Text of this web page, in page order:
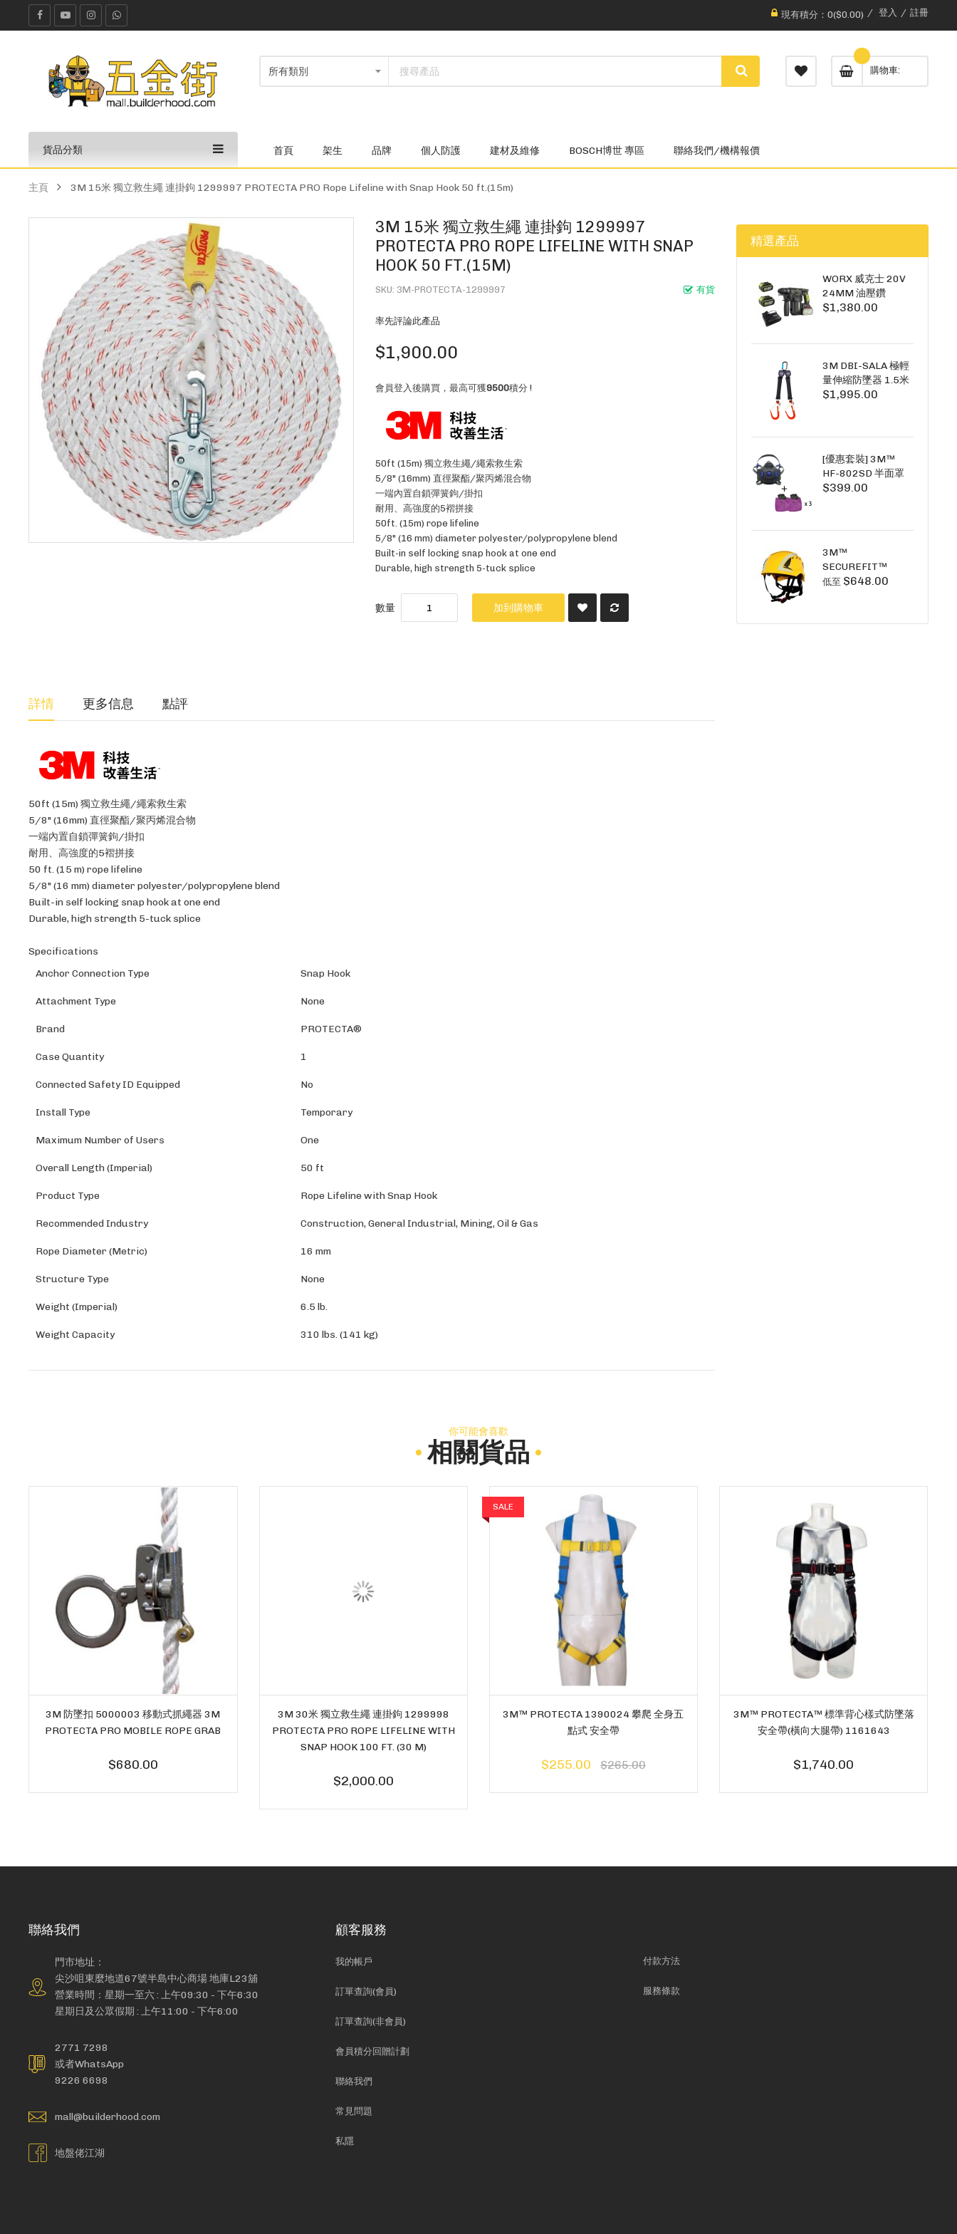
現有積分：0($0.00) 登入 註冊
購物車
貨品分類 首頁 架生 品牌 個人防護 建材及維修 BOSCH博世 專區 聯絡我們/機構報價
主頁 3M 15米 獨立救生繩 連掛鉤 1299997 PROTECTA PRO Rope Lifeline with Snap Hook 50 ft.(15m)
3M 15米 獨立救生繩 連掛鉤 1299997
PROTECTA PRO ROPE LIFELINE WITH SNAP
HOOK 50 FT.(15M)
有貨
SKU 3M-PROTECTA-1299997
率先評論此產品
$1,900.00
會員登入後購買，最高可獲9500積分 !
50ft (15m) 獨立救生繩/繩索救生索
5/8" (16mm) 直徑聚酯/聚丙烯混合物
一端內置自鎖彈簧鉤/掛扣
耐用、高強度的5褶拼接
50ft. (15m) rope lifeline
5/8" (16 mm) diameter polyester/polypropylene blend
Built-in self locking snap hook at one end
Durable, high strength 5-tuck splice
數量 加到購物車
詳情 更多信息 點評
50ft (15m) 獨立救生繩/繩索救生索
5/8" (16mm) 直徑聚酯/聚丙烯混合物
一端內置自鎖彈簧鉤/掛扣
耐用、高強度的5褶拼接
50 ft. (15 m) rope lifeline
5/8" (16 mm) diameter polyester/polypropylene blend
Built-in self locking snap hook at one end
Durable, high strength 5-tuck splice
Specifications
Anchor Connection Type
Snap Hook
Attachment Type None
Brand PROTECTA®
Case Quantity 1
Connected Safety ID Equipped No
Install Type Temporary
Maximum Number of Users One
Overall Length (Imperial) 50 ft
Product Type Rope Lifeline with Snap Hook
Recommended Industry Construction, General Industrial, Mining, Oil & Gas
Rope Diameter (Metric) 16 mm
Structure Type None
Weight (Imperial) 6.5 lb.
Weight Capacity 310 lbs. (141 kg)
精選產品
WORX 威克士 20V
24MM 油壓鑽
WU385.3（雙5A電
$1,380.00
3M DBI-SALA 極輕
量伸縮防墜器 1.5米
(雙鉤) 3101754
TWINS
$1,995.00
[優惠套裝] 3M™
HF-802SD 半面罩
式呼吸防護面具 +
SECURE CLICK HF-
系列
$399.00
3M™
SECUREFIT™
X5000系列 透氣安
低至 $648.00
你可能會喜歡
相關貨品
3M 防墜扣 5000003 移動式抓繩器 3M
PROTECTA PRO MOBILE ROPE GRAB
$680.00
3M 30米 獨立救生繩 連掛鉤 1299998
PROTECTA PRO ROPE LIFELINE WITH
SNAP HOOK 100 FT. (30 M)
$2,000.00
SALE
3M™ PROTECTA 1390024 攀爬 全身五
點式 安全帶
$255.00 $265.00
3M™ PROTECTA™ 標準背心樣式防墜落
安全帶(橫向大腿帶) 1161643
$1,740.00
聯絡我們
門市地址：
尖沙咀東麼地道67號半島中心商場 地庫L23舖
營業時間：星期一至六 : 上午09:30 - 下午6:30
星期日及公眾假期 : 上午11:00 - 下午6:00
2771 7298
或者WhatsApp
9226 6698
mall@builderhood.com
地盤佬江湖
顧客服務
我的帳戶
訂單查詢(會員)
訂單查詢(非會員)
會員積分回贈計劃
聯絡我們
常見問題
私隱
付款方法
服務條款